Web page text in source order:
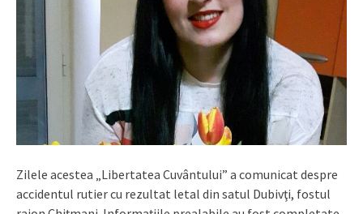
Zilele acestea „Libertatea Cuvântului” a comunicat despre
accidentul rutier cu rezultat letal din satul Dubivţi, fostul